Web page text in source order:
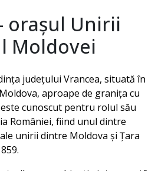
orașul Unirii
Moldovei
județului Vrancea, situată în
aproape de granița cu
cunoscut pentru rolul său
României, fiind unul dintre
unirii dintre Moldova și Țara